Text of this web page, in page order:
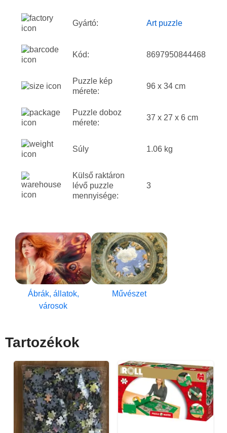
Gyártó: Art puzzle
Kód: 8697950844468
Puzzle kép
mérete:
96 x 34 cm
Puzzle doboz
mérete:
37 x 27 x 6 cm
Súly 1.06 kg
Külső raktáron
lévő puzzle
mennyisége:
3
Ábrák, állatok,
városok
Művészet
Tartozékok